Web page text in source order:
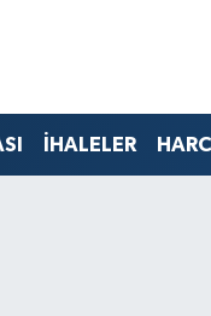
İHALELER